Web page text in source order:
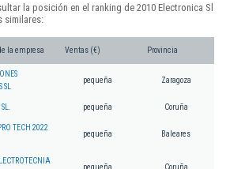
la posición en el ranking de 2010 Electronica Sl
similares:
la empresa Ventas (€) Provincia
pequeña Zaragoza
pequeña Coruña
TECH 2022
pequeña Baleares
pequeña Coruña